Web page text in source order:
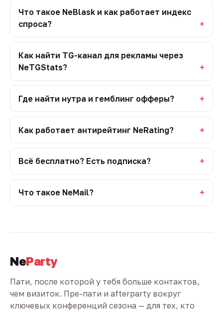
Что такое NeBlask и как работает индекс
спроса?
Как найти TG-канал для рекламы через
NeTGStats?
Где найти нутра и гемблинг офферы?
Как работает антирейтинг NeRating?
Всё бесплатно? Есть подписка?
Что такое NeMail?
NeParty
Пати, после которой у тебя больше контактов,
чем визиток. Пре-пати и afterparty вокруг
ключевых конференций сезона — для тех, кто